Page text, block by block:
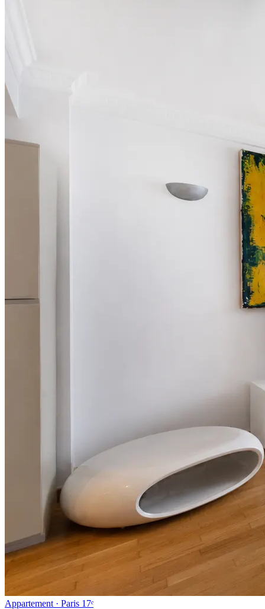
Appartement · Paris 17ᵉ